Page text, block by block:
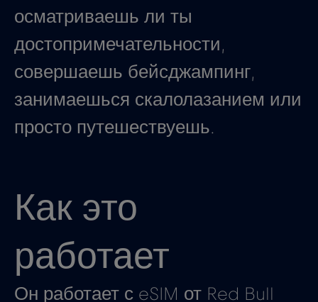
осматриваешь ли ты
достопримечательности,
совершаешь бейсджампинг,
занимаешься скалолазанием или
просто путешествуешь.
Как это
работает
Он работает с eSIM от Red Bull